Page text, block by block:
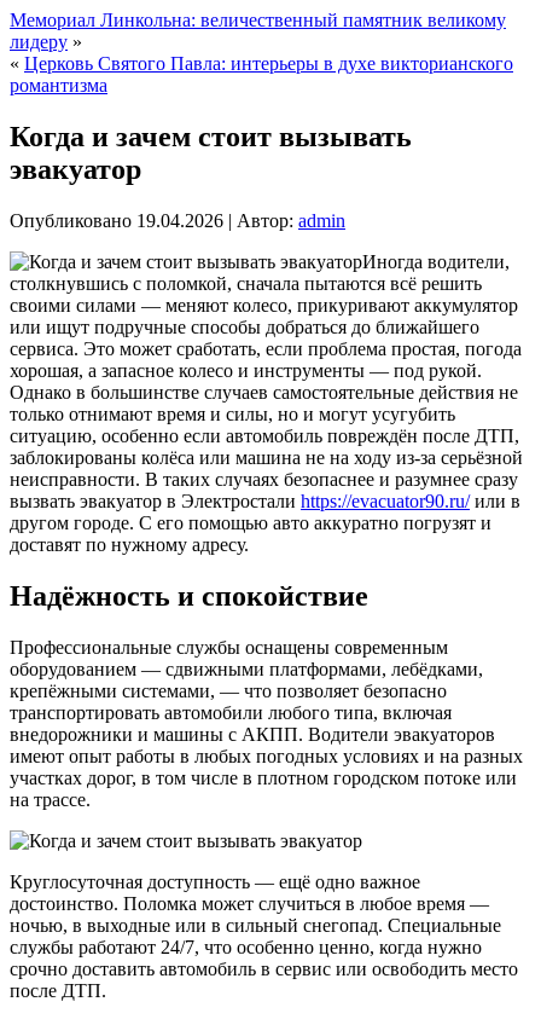
Мемориал Линкольна: величественный памятник великому
лидеру »
« Церковь Святого Павла: интерьеры в духе викторианского
романтизма
Когда и зачем стоит вызывать
эвакуатор
Опубликовано 19.04.2026 | Автор: admin
Иногда водители,
столкнувшись с поломкой, сначала пытаются всё решить
своими силами — меняют колесо, прикуривают аккумулятор
или ищут подручные способы добраться до ближайшего
сервиса. Это может сработать, если проблема простая, погода
хорошая, а запасное колесо и инструменты — под рукой.
Однако в большинстве случаев самостоятельные действия не
только отнимают время и силы, но и могут усугубить
ситуацию, особенно если автомобиль повреждён после ДТП,
заблокированы колёса или машина не на ходу из-за серьёзной
неисправности. В таких случаях безопаснее и разумнее сразу
вызвать эвакуатор в Электростали https://evacuator90.ru/или в
другом городе. С его помощью авто аккуратно погрузят и
доставят по нужному адресу.
Надёжность и спокойствие
Профессиональные службы оснащены современным
оборудованием — сдвижными платформами, лебёдками,
крепёжными системами, — что позволяет безопасно
транспортировать автомобили любого типа, включая
внедорожники и машины с АКПП. Водители эвакуаторов
имеют опыт работы в любых погодных условиях и на разных
участках дорог, в том числе в плотном городском потоке или
на трассе.
Круглосуточная доступность — ещё одно важное
достоинство. Поломка может случиться в любое время —
ночью, в выходные или в сильный снегопад. Специальные
службы работают 24/7, что особенно ценно, когда нужно
срочно доставить автомобиль в сервис или освободить место
после ДТП.